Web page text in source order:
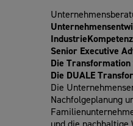
Senior Executive
Die
Die DUALE
Die
Nachfolgeplanung